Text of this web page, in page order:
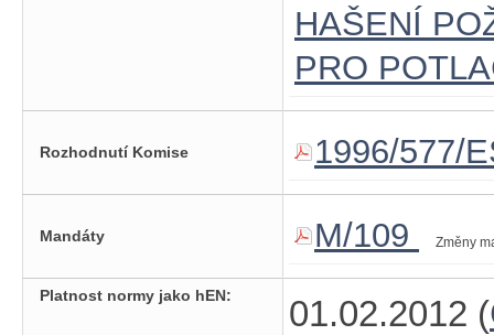
HAŠENÍ
PRO
Rozhodnutí Komise 1996/577/
Mandáty M/109 Změny
Platnost normy jako hEN: 01.02.2012 (